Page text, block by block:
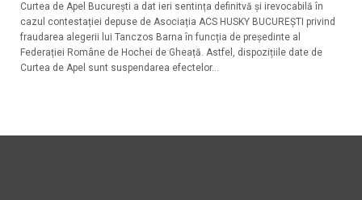
Curtea de Apel București a dat ieri sentința definitvă și irevocabilă în
cazul contestației depuse de Asociația ACS HUSKY BUCUREȘTI privind
fraudarea alegerii lui Tanczos Barna în funcția de președinte al
Federației Române de Hochei de Gheață. Astfel, dispozițiile date de
Curtea de Apel sunt suspendarea efectelor...